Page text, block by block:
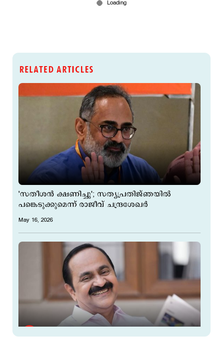
RELATED ARTICLES
'സതീശന്‍ ക്ഷണിച്ചു'; സത്യപ്രതിജ്ഞയില്‍
പങ്കെടുക്കുമെന്ന് രാജീവ് ചന്ദ്രശേഖര്‍
May 16, 2026